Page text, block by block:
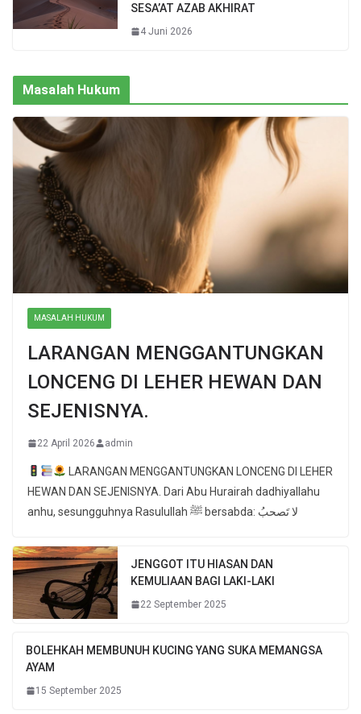
SESA’AT AZAB AKHIRAT
4 Juni 2026
Masalah Hukum
MASALAH HUKUM
LARANGAN MENGGANTUNGKAN
LONCENG DI LEHER HEWAN DAN
SEJENISNYA.
22 April 2026 admin
LARANGAN MENGGANTUNGKAN LONCENG DI LEHER
HEWAN DAN SEJENISNYA. Dari Abu Hurairah dadhiyallahu
anhu, sesungguhnya Rasulullah ﷺ bersabda: لا تَصحبُ
JENGGOT ITU HIASAN DAN
KEMULIAAN BAGI LAKI-LAKI
22 September 2025
BOLEHKAH MEMBUNUH KUCING YANG SUKA MEMANGSA
AYAM
15 September 2025